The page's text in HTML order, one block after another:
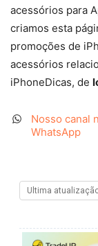
acessórios para
criamos esta
promoções de
acessórios
iPhoneDicas, de
Nosso canal
WhatsApp